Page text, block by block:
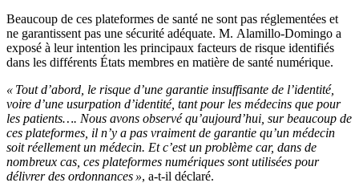
Beaucoup de ces plateformes de santé ne sont pas réglementées et
ne garantissent pas une sécurité adéquate. M. Alamillo-Domingo a
exposé à leur intention les principaux facteurs de risque identifiés
dans les différents États membres en matière de santé numérique.
« Tout d’abord, le risque d’une garantie insuffisante de l’identité,
voire d’une usurpation d’identité, tant pour les médecins que pour
les patients…. Nous avons observé qu’aujourd’hui, sur beaucoup de
ces plateformes, il n’y a pas vraiment de garantie qu’un médecin
soit réellement un médecin. Et c’est un problème car, dans de
nombreux cas, ces plateformes numériques sont utilisées pour
délivrer des ordonnances », a-t-il déclaré.